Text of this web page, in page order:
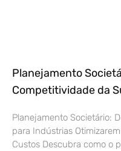
Planejamento
Competitividade da
Planejamento Societário:
para Indústrias
Custos Descubra como o